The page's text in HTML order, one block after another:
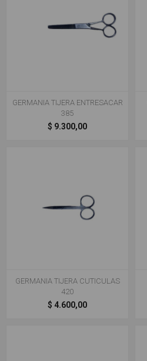
GERMANIA TIJERA ENTRESACAR
385
$ 9.300,00
GERMANIA TIJERA CUTICULAS
420
$ 4.600,00